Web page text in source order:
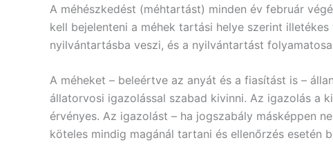
A méhészkedést (méhtartást) minden év február
kell bejelenteni a méhek tartási helye szerint
nyilvántartásba veszi, és a nyilvántartást
A méheket – beleértve az anyát és a fiasítást is –
állatorvosi igazolással szabad kivinni. Az igazolás a
érvényes. Az igazolást – ha jogszabály másképpen
köteles mindig magánál tartani és ellenőrzés esetén